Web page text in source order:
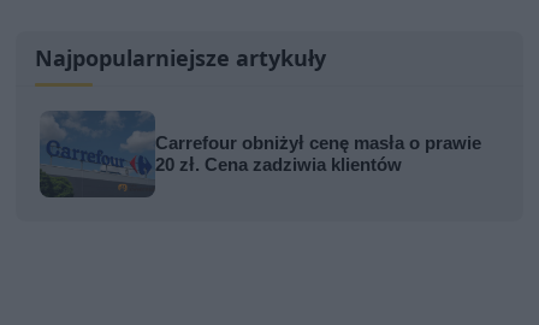
Najpopularniejsze artykuły
Carrefour obniżył cenę masła o prawie
20 zł. Cena zadziwia klientów